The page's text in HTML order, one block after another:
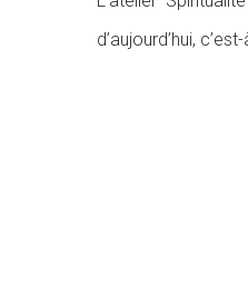
d’aujourd’hui,